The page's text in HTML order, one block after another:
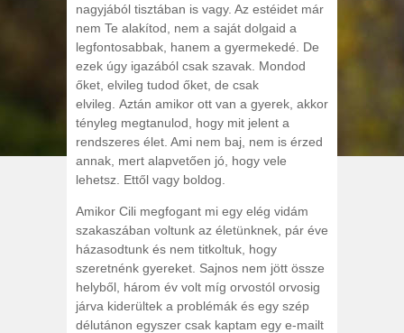
nagyjából tisztában is vagy. Az estéidet már
nem Te alakítod, nem a saját dolgaid a
legfontosabbak, hanem a gyermekedé. De
ezek úgy igazából csak szavak. Mondod
őket, elvileg tudod őket, de csak
elvileg. Aztán amikor ott van a gyerek, akkor
tényleg megtanulod, hogy mit jelent a
rendszeres élet. Ami nem baj, nem is érzed
annak, mert alapvetően jó, hogy vele
lehetsz. Ettől vagy boldog.
Amikor Cili megfogant mi egy elég vidám
szakaszában voltunk az életünknek, pár éve
házasodtunk és nem titkoltuk, hogy
szeretnénk gyereket. Sajnos nem jött össze
helyből, három év volt míg orvostól orvosig
járva kiderültek a problémák és egy szép
délutánon egyszer csak kaptam egy e-mailt